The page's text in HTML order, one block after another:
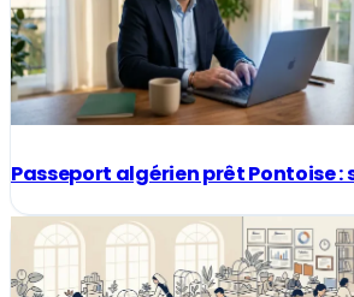
Passeport algérien prêt Pontoise :